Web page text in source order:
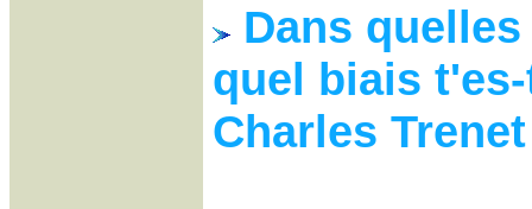
Dans
quel biais
Charles